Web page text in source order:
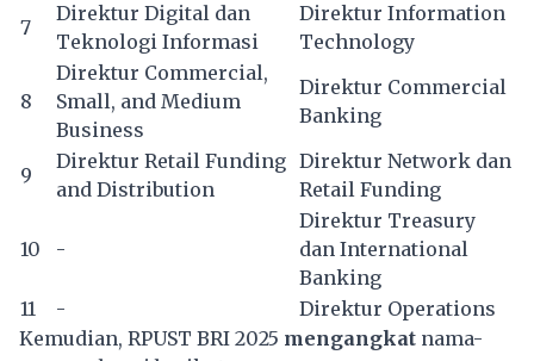
7
Direktur Digital dan
Teknologi Informasi
Direktur Information
Technology
8
Direktur Commercial,
Small, and Medium
Business
Direktur Commercial
Banking
9
Direktur Retail Funding
and Distribution
Direktur Network dan
Retail Funding
10 -
Direktur Treasury
dan International
Banking
11
-
Direktur Operations
Kemudian, RPUST BRI 2025 mengangkat nama-